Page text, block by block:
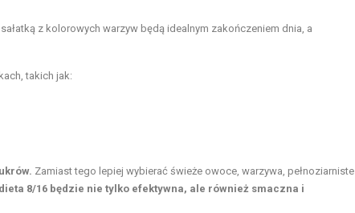
z kolorowych warzyw będą idealnym zakończeniem dnia, a
takich jak:
Zamiast tego lepiej wybierać świeże owoce, warzywa, pełnoziarniste
8/16 będzie nie tylko efektywna, ale również smaczna i